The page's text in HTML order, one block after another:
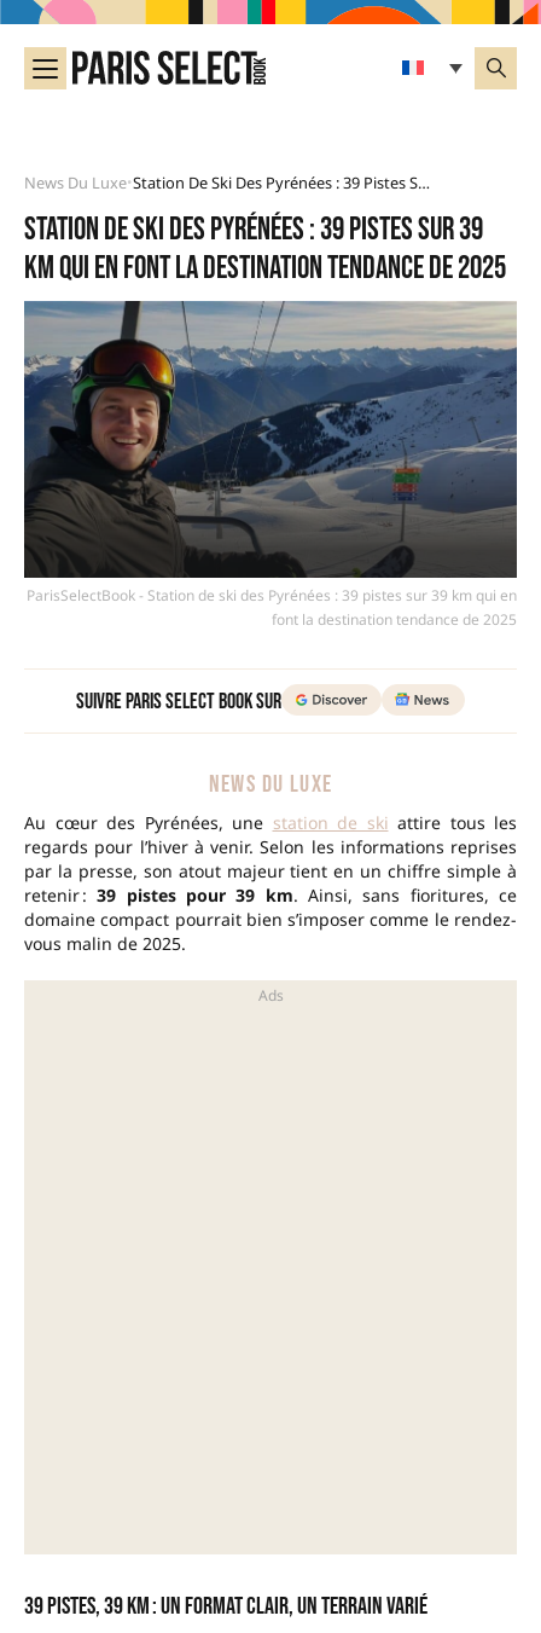
News Du Luxe• Station De Ski Des Pyrénées : 39 Pistes Sur 39 Km Qui En Font La Destination Tendance De 2025
Station de ski des Pyrénées : 39 pistes sur 39
km qui en font la destination tendance de 2025
ParisSelectBook - Station de ski des Pyrénées : 39 pistes sur 39 km qui en
font la destination tendance de 2025
Suivre Paris Select Book sur
NEWS DU LUXE
Au cœur des Pyrénées, une station de ski attire tous les
regards pour l’hiver à venir. Selon les informations reprises
par la presse, son atout majeur tient en un chiffre simple à
retenir :39 pistes pour 39 km. Ainsi, sans fioritures, ce
domaine compact pourrait bien s’imposer comme le rendez-
vous malin de 2025.
39 pistes, 39 km : un format clair, un terrain varié